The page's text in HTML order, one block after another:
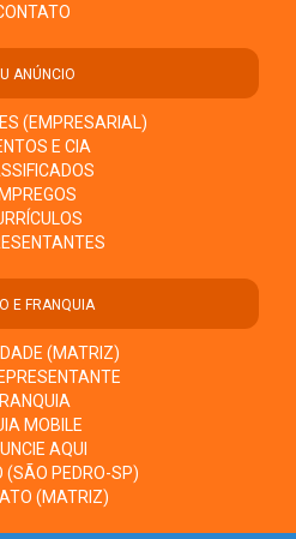
ANÚNCIO
(EMPRESARIAL)
E CIA
E FRANQUIA
(MATRIZ)
MOBILE
AQUI
(SÃO PEDRO-SP)
(MATRIZ)